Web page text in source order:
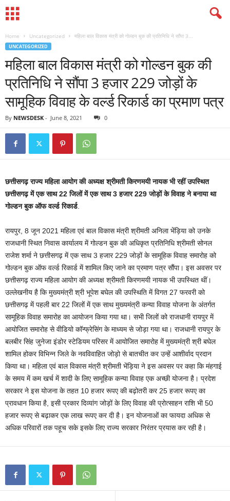
Home Uncategorized महिला बाल विकास मंत्री को गोल्डन बुक की प्रतिनिधि ने सौंपा 3...
UNCATEGORIZED
महिला बाल विकास मंत्री को गोल्डन बुक की
प्रतिनिधि ने सौंपा 3 हजार 229 जोड़ों के
सामूहिक विवाह के वर्ल्ड रिकार्ड का प्रमाण पत्र
By NEWSDESK - June 8, 2021 0
छत्तीसगढ़ राज्य महिला आयोग की अध्यक्ष श्रीमती किरणमयी नायक भी रहीं उपस्थित
छत्तीसगढ़ में एक साथ 22 जिलों में एक साथ 3 हजार 229 जोड़ों के विवाह ने बनाया था
गोल्डन बुक ऑफ वर्ल्ड रिकार्ड.
रायपुर, 8 जून 2021 महिला एवं बाल विकास मंत्री श्रीमती अनिला भेंड़िया को उनके
राजधानी स्थित निवास कार्यालय में गोल्डन बुक की अधिकृत प्रतिनिधि श्रीमती सोनल
राजेश शर्मा ने छत्तीसगढ़ में एक साथ 3 हजार 229 जोड़ों के सामूहिक विवाह समारोह को
गोल्डन बुक ऑफ वर्ल्ड रिकार्ड में शामिल किए जाने का प्रमाण पत्र सौंपा। इस अवसर पर
छत्तीसगढ़ राज्य महिला आयोग की अध्यक्ष श्रीमती किरणमयी नायक भी उपस्थित थीं।
उल्लेखनीय है कि मुख्यमंत्री श्री भूपेश बघेल की उपस्थिति में विगत 27 फरवरी को
छत्तीसगढ़ में पहली बार 22 जिलों में एक साथ मुख्यमंत्री कन्या विवाह योजना के अंतर्गत
सामूहिक विवाह समारोह का आयोजन किया गया था। सभी जिलों को राजधानी रायपुर में
आयोजित समारोह से वीडियो कॉन्फ्रेसिंग के माध्यम से जोड़ा गया था। राजधानी रायपुर के
बलबीर सिंह जुनेजा इंडोर स्टेडियम परिसर में आयोजित समारोह में मुख्यमंत्री श्री बघेल
शामिल होकर विभिन्न जिले के नवविवाहित जोड़ो से बातचीत कर उन्हें आशीर्वाद प्रदान
किया था। महिला एवं बाल विकास मंत्री श्रीमती भेंड़िया ने इस अवसर पर कहा कि मंहगाई
के समय में कम खर्च में शादी के लिए सामूहिक कन्या विवाह एक अच्छी योजना है। प्रदेश
सरकार ने इस योजना के तहत 10 हजार रूपए की बढ़ोतरी कर 25 हजार रूपए का
प्रावधान किया है, इसी प्रकार दिव्यांग जोड़ों के लिए विवाह की प्रोत्साहन राशि भी 50
हजार रूपए से बढ़ाकर एक लाख रूपए कर दी है। इन योजनाओं का फायदा अधिक से
अधिक परिवारों तक पहूच सके इसके लिए राज्य सरकार निरंतर प्रयास कर रही है।